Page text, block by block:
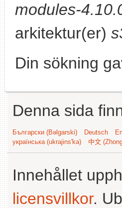
modules-
arkitektur(er)
Din sökning
Denna sida
Български (Bəlgarski) Deutsch
українська (ukrajins'ka)
中文
Innehållet
licensvillkor.